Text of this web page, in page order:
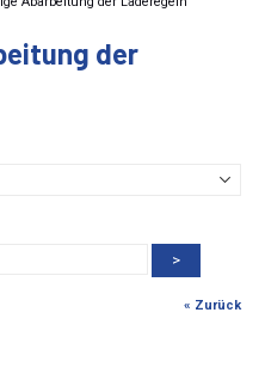
der
>
« Zurück